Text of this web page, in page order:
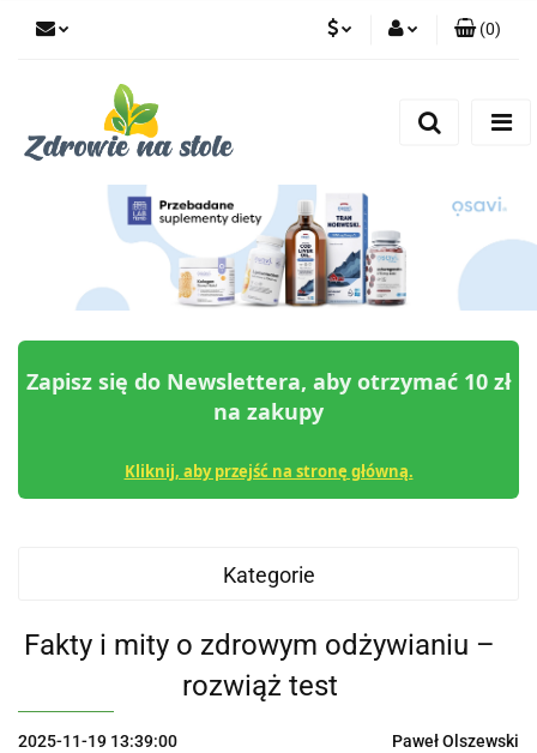
Zgody cookies
(0)
Zapisz się do Newslettera, aby otrzymać 10 zł
na zakupy
Kliknij, aby przejść na stronę główną.
Kategorie
Fakty i mity o zdrowym odżywianiu –
rozwiąż test
2025-11-19 13:39:00 Paweł Olszewski